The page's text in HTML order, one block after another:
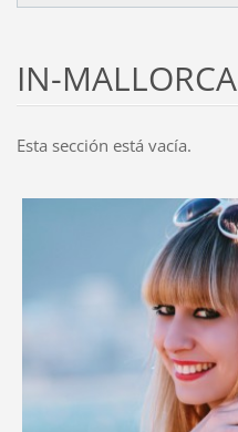
IN-MALLORCA
Esta sección está vacía.